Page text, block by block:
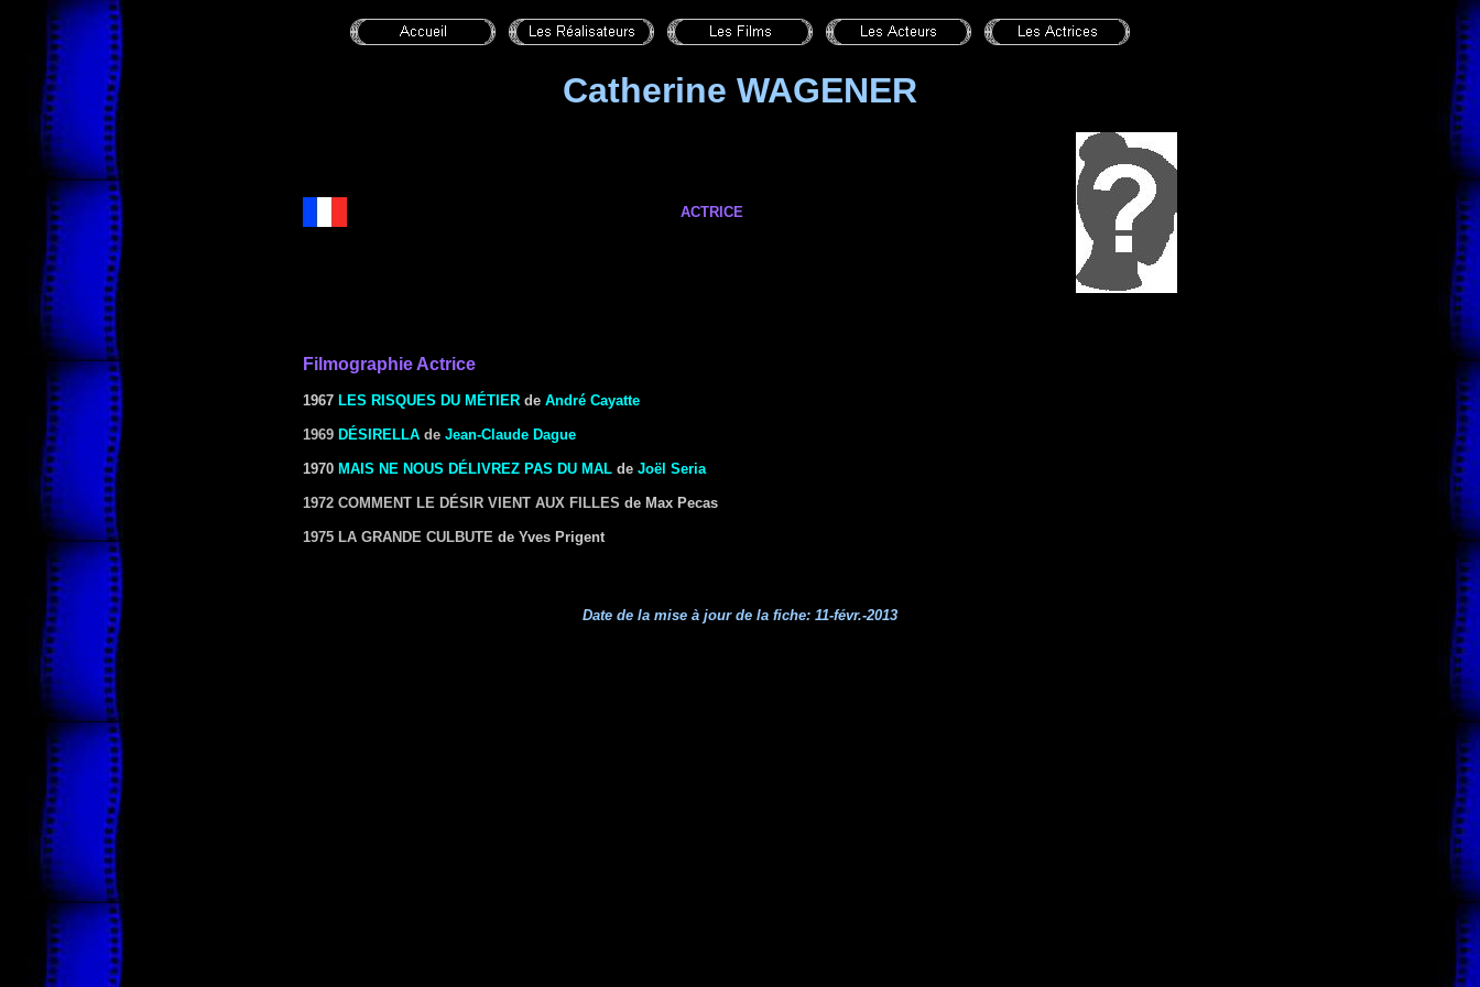
Catherine WAGENER
ACTRICE
Filmographie Actrice
1967 LES RISQUES DU MÉTIER de André Cayatte
1969 DÉSIRELLA de Jean-Claude Dague
1970 MAIS NE NOUS DÉLIVREZ PAS DU MAL de Joël Seria
1972 COMMENT LE DÉSIR VIENT AUX FILLES de Max Pecas
1975 LA GRANDE CULBUTE de Yves Prigent
Date de la mise à jour de la fiche: 11-févr.-2013